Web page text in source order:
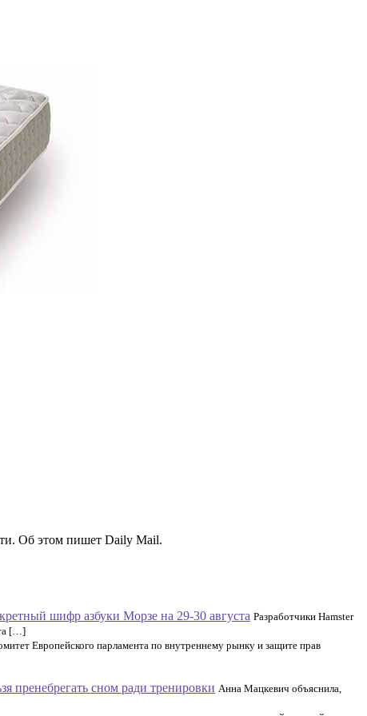
Об этом пишет Daily Mail.
шифр азбуки Морзе на 29-30 августа Разработчики Hamster
[…]
Европейского парламента по внутреннему рынку и защите прав
пренебрегать сном ради тренировки Анна Мацкевич объяснила,